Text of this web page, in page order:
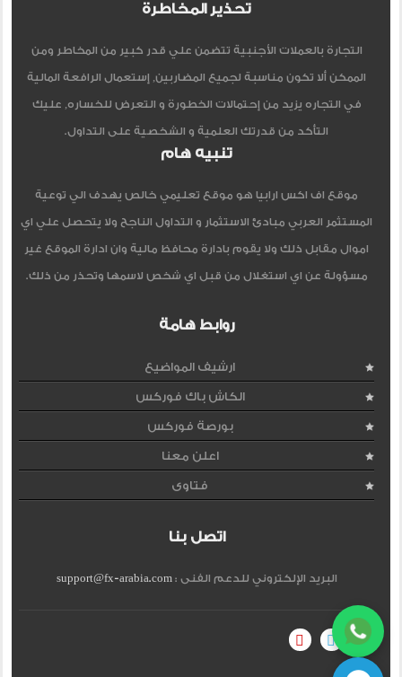
تحذير المخاطرة
التجارة بالعملات الأجنبية تتضمن علي قدر كبير من المخاطر ومن
الممكن ألا تكون مناسبة لجميع المضاربين, إستعمال الرافعة المالية
في التجاره يزيد من إحتمالات الخطورة و التعرض للخساره, عليك
التأكد من قدرتك العلمية و الشخصية على التداول.
تنبيه هام
موقع اف اكس ارابيا هو موقع تعليمي خالص يهدف الي توعية
المستثمر العربي مبادئ الاستثمار و التداول الناجح ولا يتحصل علي اي
اموال مقابل ذلك ولا يقوم بادارة محافظ مالية وان ادارة الموقع غير
مسؤولة عن اي استغلال من قبل اي شخص لاسمها وتحذر من ذلك.
روابط هامة
ارشيف المواضيع
الكاش باك فوركس
بورصة فوركس
اعلن معنا
فتاوى
اتصل بنا
البريد الإلكتروني للدعم الفنى :support@fx-arabia.com